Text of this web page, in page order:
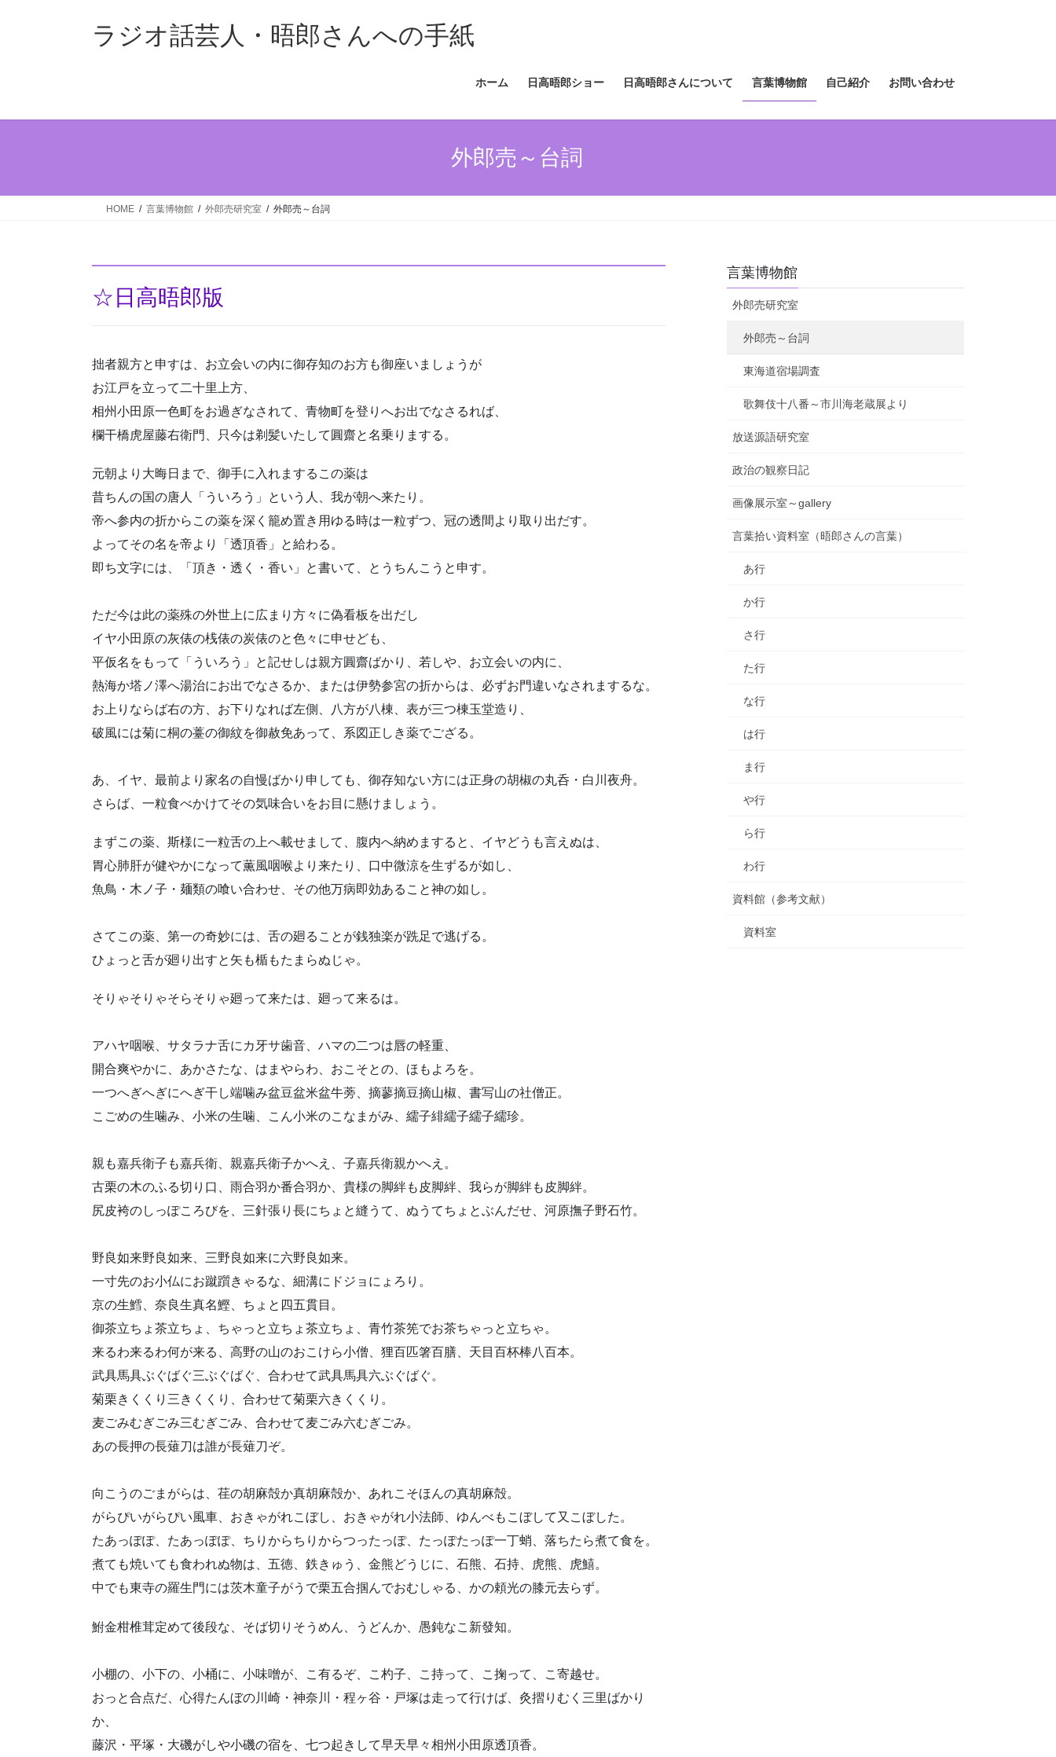
ス
ン
ラジオ話芸人・晤郎さんへの手紙
ホーム 日高晤郎ショー 日高晤郎さんについて 言葉博物館 自己紹介 お問い合わせ
外郎売～台詞
HOME 言葉博物館 外郎売研究室 外郎売～台詞
☆日高晤郎版
拙者親方と申すは、お立会いの内に御存知のお方も御座いましょうが
お江戸を立って二十里上方、
相州小田原一色町をお過ぎなされて、青物町を登りへお出でなさるれば、
欄干橋虎屋藤右衛門、只今は剃髪いたして圓齋と名乗りまする。
元朝より大晦日まで、御手に入れまするこの薬は
昔ちんの国の唐人「ういろう」という人、我が朝へ来たり。
帝へ参内の折からこの薬を深く籠め置き用ゆる時は一粒ずつ、冠の透間より取り出だす。
よってその名を帝より「透頂香」と給わる。
即ち文字には、「頂き・透く・香い」と書いて、とうちんこうと申す。
ただ今は此の薬殊の外世上に広まり方々に偽看板を出だし
イヤ小田原の灰俵の桟俵の炭俵のと色々に申せども、
平仮名をもって「ういろう」と記せしは親方圓齋ばかり、若しや、お立会いの内に、
熱海か塔ノ澤へ湯治にお出でなさるか、または伊勢参宮の折からは、必ずお門違いなされまするな。
お上りならば右の方、お下りなれば左側、八方が八棟、表が三つ棟玉堂造り、
破風には菊に桐の薹の御紋を御赦免あって、系図正しき薬でござる。
あ、イヤ、最前より家名の自慢ばかり申しても、御存知ない方には正身の胡椒の丸呑・白川夜舟。
さらば、一粒食べかけてその気味合いをお目に懸けましょう。
まずこの薬、斯様に一粒舌の上へ載せまして、腹内へ納めますると、イヤどうも言えぬは、
胃心肺肝が健やかになって薫風咽喉より来たり、口中微涼を生ずるが如し、
魚鳥・木ノ子・麺類の喰い合わせ、その他万病即効あること神の如し。
さてこの薬、第一の奇妙には、舌の廻ることが銭独楽が跣足で逃げる。
ひょっと舌が廻り出すと矢も楯もたまらぬじゃ。
そりゃそりゃそらそりゃ廻って来たは、廻って来るは。
アハヤ咽喉、サタラナ舌にカ牙サ歯音、ハマの二つは唇の軽重、
開合爽やかに、あかさたな、はまやらわ、おこそとの、ほもよろを。
一つへぎへぎにへぎ干し端噛み盆豆盆米盆牛蒡、摘蓼摘豆摘山椒、書写山の社僧正。
こごめの生噛み、小米の生噛、こん小米のこなまがみ、繻子緋繻子繻子繻珍。
親も嘉兵衛子も嘉兵衛、親嘉兵衛子かへえ、子嘉兵衛親かへえ。
古栗の木のふる切り口、雨合羽か番合羽か、貴様の脚絆も皮脚絆、我らが脚絆も皮脚絆。
尻皮袴のしっぽころびを、三針張り長にちょと縫うて、ぬうてちょとぶんだせ、河原撫子野石竹。
野良如来野良如来、三野良如来に六野良如来。
一寸先のお小仏にお蹴躓きゃるな、細溝にドジョにょろり。
京の生鱈、奈良生真名鰹、ちょと四五貫目。
御茶立ちょ茶立ちょ、ちゃっと立ちょ茶立ちょ、青竹茶筅でお茶ちゃっと立ちゃ。
来るわ来るわ何が来る、高野の山のおこけら小僧、狸百匹箸百膳、天目百杯棒八百本。
武具馬具ぶぐばぐ三ぶぐばぐ、合わせて武具馬具六ぶぐばぐ。
菊栗きくくり三きくくり、合わせて菊栗六きくくり。
麦ごみむぎごみ三むぎごみ、合わせて麦ごみ六むぎごみ。
あの長押の長薙刀は誰が長薙刀ぞ。
向こうのごまがらは、荏の胡麻殻か真胡麻殻か、あれこそほんの真胡麻殻。
がらぴいがらぴい風車、おきゃがれこぼし、おきゃがれ小法師、ゆんべもこぼして又こぼした。
たあっぽぽ、たあっぽぽ、ちりからちりからつったっぽ、たっぽたっぽ一丁蛸、落ちたら煮て食を。
煮ても焼いても食われぬ物は、五徳、鉄きゅう、金熊どうじに、石熊、石持、虎熊、虎鱚。
中でも東寺の羅生門には茨木童子がうで栗五合掴んでおむしゃる、かの頼光の膝元去らず。
鮒金柑椎茸定めて後段な、そば切りそうめん、うどんか、愚鈍なこ新發知。
小棚の、小下の、小桶に、小味噌が、こ有るぞ、こ杓子、こ持って、こ掬って、こ寄越せ。
おっと合点だ、心得たんぼの川崎・神奈川・程ヶ谷・戸塚は走って行けば、灸摺りむく三里ばかり
か、
藤沢・平塚・大磯がしや小磯の宿を、七つ起きして早天早々相州小田原透頂香。
言葉博物館
外郎売研究室
外郎売～台詞
東海道宿場調査
歌舞伎十八番～市川海老蔵展より
放送源語研究室
政治の観察日記
画像展示室～gallery
言葉拾い資料室（晤郎さんの言葉）
あ行
か行
さ行
た行
な行
は行
ま行
や行
ら行
わ行
資料館（参考文献）
資料室